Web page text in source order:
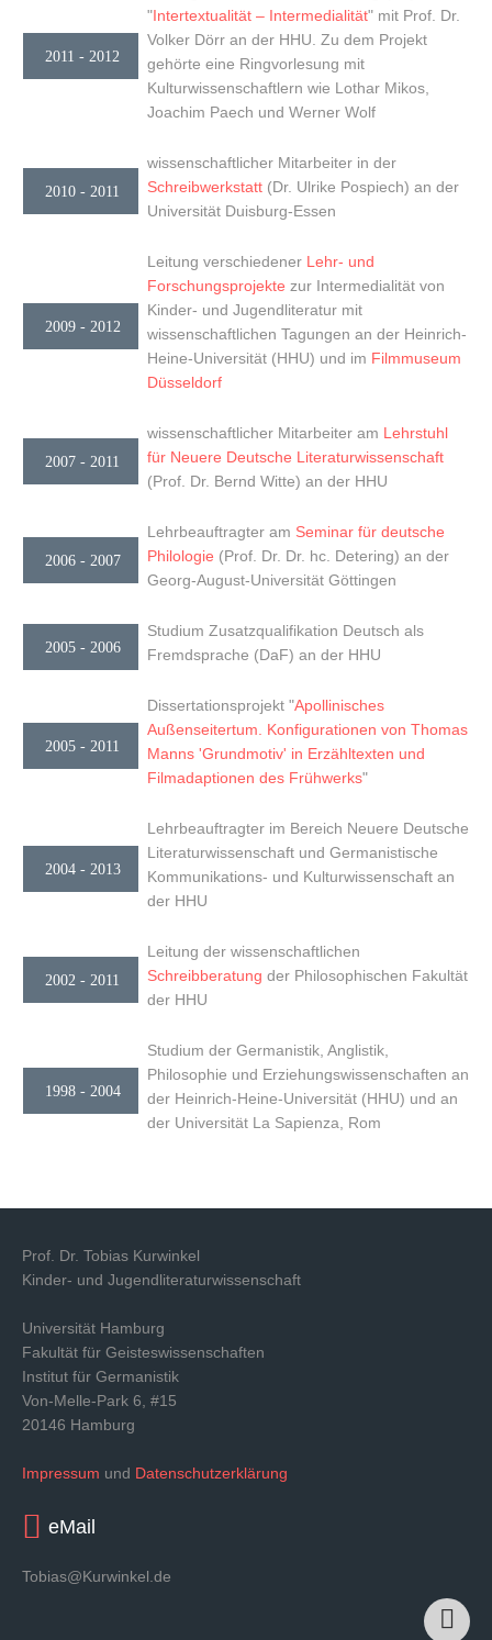
2011 - 2012
"Intertextualität – Intermedialität" mit Prof. Dr.
Volker Dörr an der HHU. Zu dem Projekt
gehörte eine Ringvorlesung mit
Kulturwissenschaftlern wie Lothar Mikos,
Joachim Paech und Werner Wolf
2010 - 2011
wissenschaftlicher Mitarbeiter in der
Schreibwerkstatt (Dr. Ulrike Pospiech) an der
Universität Duisburg-Essen
2009 - 2012
Leitung verschiedener Lehr- und
Forschungsprojekte zur Intermedialität von
Kinder- und Jugendliteratur mit
wissenschaftlichen Tagungen an der Heinrich-
Heine-Universität (HHU) und im Filmmuseum
Düsseldorf
2007 - 2011
wissenschaftlicher Mitarbeiter am Lehrstuhl
für Neuere Deutsche Literaturwissenschaft
(Prof. Dr. Bernd Witte) an der HHU
2006 - 2007
Lehrbeauftragter am Seminar für deutsche
Philologie (Prof. Dr. Dr. hc. Detering) an der
Georg-August-Universität Göttingen
2005 - 2006
Studium Zusatzqualifikation Deutsch als
Fremdsprache (DaF) an der HHU
2005 - 2011
Dissertationsprojekt "Apollinisches
Außenseitertum. Konfigurationen von Thomas
Manns 'Grundmotiv' in Erzähltexten und
Filmadaptionen des Frühwerks"
2004 - 2013
Lehrbeauftragter im Bereich Neuere Deutsche
Literaturwissenschaft und Germanistische
Kommunikations- und Kulturwissenschaft an
der HHU
2002 - 2011
Leitung der wissenschaftlichen
Schreibberatung der Philosophischen Fakultät
der HHU
1998 - 2004
Studium der Germanistik, Anglistik,
Philosophie und Erziehungswissenschaften an
der Heinrich-Heine-Universität (HHU) und an
der Universität La Sapienza, Rom
Prof. Dr. Tobias Kurwinkel
Kinder- und Jugendliteraturwissenschaft
Universität Hamburg
Fakultät für Geisteswissenschaften
Institut für Germanistik
Von-Melle-Park 6, #15
20146 Hamburg
Impressum und Datenschutzerklärung
eMail
Tobias@Kurwinkel.de